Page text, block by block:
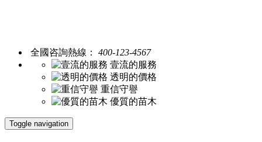
全國咨詢熱線： 400-123-4567
壹流的服務
透明的價格
重信守譽
優質的苗木
Toggle navigation